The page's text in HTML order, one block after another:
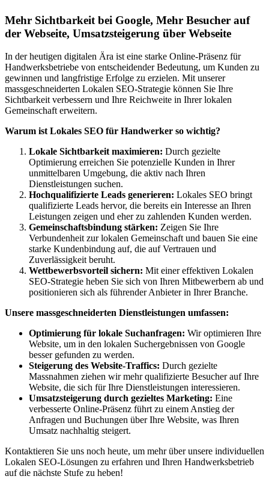
Mehr Sichtbarkeit bei Google, Mehr Besucher auf
der Webseite, Umsatzsteigerung über Webseite
In der heutigen digitalen Ära ist eine starke Online-Präsenz für
Handwerksbetriebe von entscheidender Bedeutung, um Kunden zu
gewinnen und langfristige Erfolge zu erzielen. Mit unserer
massgeschneiderten Lokalen SEO-Strategie können Sie Ihre
Sichtbarkeit verbessern und Ihre Reichweite in Ihrer lokalen
Gemeinschaft erweitern.
Warum ist Lokales SEO für Handwerker so wichtig?
Lokale Sichtbarkeit maximieren: Durch gezielte
Optimierung erreichen Sie potenzielle Kunden in Ihrer
unmittelbaren Umgebung, die aktiv nach Ihren
Dienstleistungen suchen.
Hochqualifizierte Leads generieren: Lokales SEO bringt
qualifizierte Leads hervor, die bereits ein Interesse an Ihren
Leistungen zeigen und eher zu zahlenden Kunden werden.
Gemeinschaftsbindung stärken: Zeigen Sie Ihre
Verbundenheit zur lokalen Gemeinschaft und bauen Sie eine
starke Kundenbindung auf, die auf Vertrauen und
Zuverlässigkeit beruht.
Wettbewerbsvorteil sichern: Mit einer effektiven Lokalen
SEO-Strategie heben Sie sich von Ihren Mitbewerbern ab und
positionieren sich als führender Anbieter in Ihrer Branche.
Unsere massgeschneiderten Dienstleistungen umfassen:
Optimierung für lokale Suchanfragen: Wir optimieren Ihre
Website, um in den lokalen Suchergebnissen von Google
besser gefunden zu werden.
Steigerung des Website-Traffics: Durch gezielte
Massnahmen ziehen wir mehr qualifizierte Besucher auf Ihre
Website, die sich für Ihre Dienstleistungen interessieren.
Umsatzsteigerung durch gezieltes Marketing: Eine
verbesserte Online-Präsenz führt zu einem Anstieg der
Anfragen und Buchungen über Ihre Website, was Ihren
Umsatz nachhaltig steigert.
Kontaktieren Sie uns noch heute, um mehr über unsere individuellen
Lokalen SEO-Lösungen zu erfahren und Ihren Handwerksbetrieb
auf die nächste Stufe zu heben!